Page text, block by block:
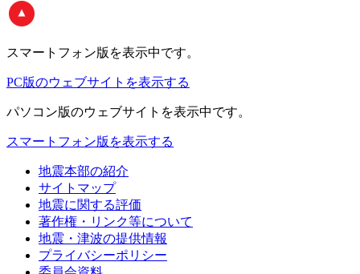
スマートフォン版 を表示中です。
PC版のウェブサイトを表示する
パソコン版のウェブサイトを表示中です。
スマートフォン版を表示する
地震本部の紹介
サイトマップ
地震に関する評価
著作権・リンク等について
地震・津波の提供情報
プライバシーポリシー